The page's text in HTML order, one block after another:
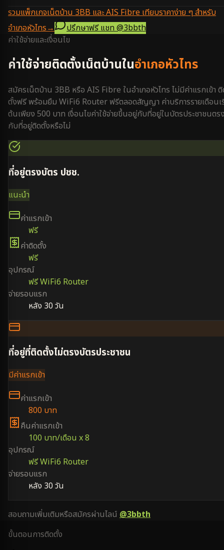
รวมแพ็กเกจเน็ตบ้าน 3BB และ AIS Fibre เทียบราคาง่าย ๆ สำหรับ
อำเภอหัวไทร→ ปรึกษาฟรี แชท@3bbth
ค่าใช้จ่ายและเงื่อนไข
ค่าใช้จ่ายติดตั้งเน็ตบ้านในอำเภอหัวไทร
สมัครเน็ตบ้าน 3BB หรือ AIS Fibre ในอำเภอหัวไทร ไม่มีค่าแรกเข้า
ตั้งฟรี พร้อมยืม WiFi6 Router ฟรีตลอดสัญญา ค่าบริการรายเดือนเ
ต้นเพียง 500 บาท เงื่อนไขค่าใช้จ่ายขึ้นอยู่กับที่อยู่ในบัตรประชาชนตร
กับที่อยู่ติดตั้งหรือไม่
ที่อยู่ตรงบัตร ปชช.
แนะนำ
ค่าแรกเข้า
ฟรี
ค่าติดตั้ง
ฟรี
อุปกรณ์
ฟรี WiFi6 Router
จ่ายรอบแรก
หลัง 30 วัน
ที่อยู่ที่ติดตั้งไม่ตรงบัตรประชาชน
มีค่าแรกเข้า
ค่าแรกเข้า
800 บาท
คืนค่าแรกเข้า
100 บาท/เดือน x 8
อุปกรณ์
ฟรี WiFi6 Router
จ่ายรอบแรก
หลัง 30 วัน
สอบถามเพิ่มเติมหรือสมัครผ่านไลน์ @3bbth
ขั้นตอนการติดตั้ง